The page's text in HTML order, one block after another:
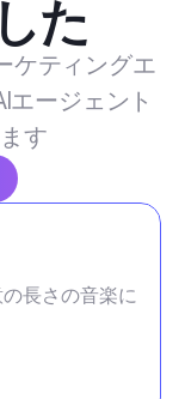
た
ケティングエ
エージェント
す
長さの音楽に